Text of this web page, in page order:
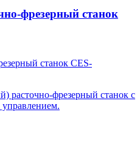
фрезерный станок
станок CES-
расточно-фрезерный станок с